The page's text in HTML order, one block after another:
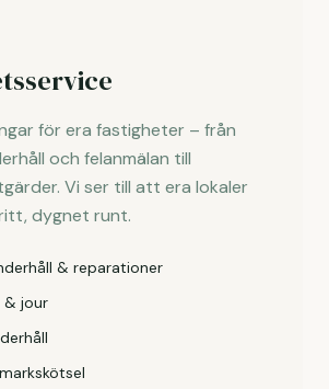
för era fastigheter – från
och felanmälan till
Vi ser till att era lokaler
dygnet runt.
& reparationer
& jour